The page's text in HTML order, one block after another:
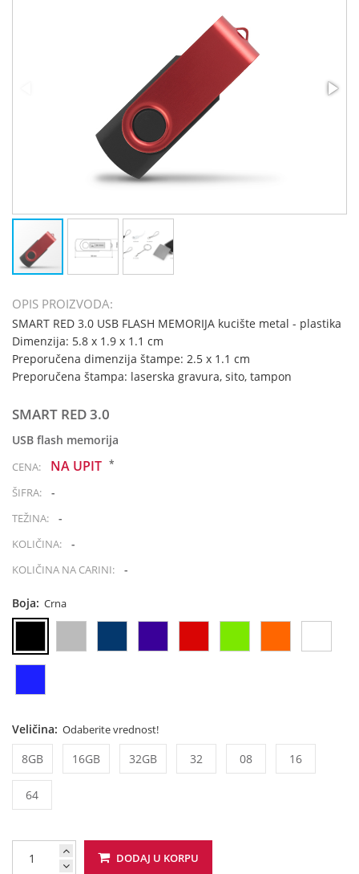
OPIS PROIZVODA:
SMART RED 3.0 USB FLASH MEMORIJA kucište metal - plastika
Dimenzija: 5.8 x 1.9 x 1.1 cm
Preporučena dimenzija štampe: 2.5 x 1.1 cm
Preporučena štampa: laserska gravura, sito, tampon
SMART RED 3.0
USB flash memorija
CENA: NA UPIT *
ŠIFRA: -
TEŽINA: -
KOLIČINA: -
KOLIČINA NA CARINI: -
Boja: Crna
Veličina: Odaberite vrednost!
8GB 16GB 32GB 32 08 16
64
DODAJ U KORPU